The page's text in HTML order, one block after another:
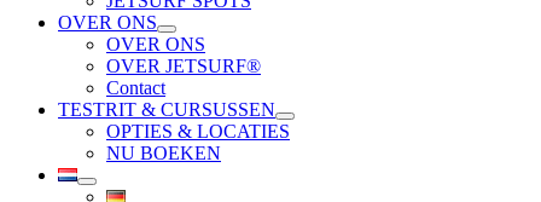
OVER ONS
OVER ONS
OVER JETSURF®
Contact
TESTRIT & CURSUSSEN
OPTIES & LOCATIES
NU BOEKEN